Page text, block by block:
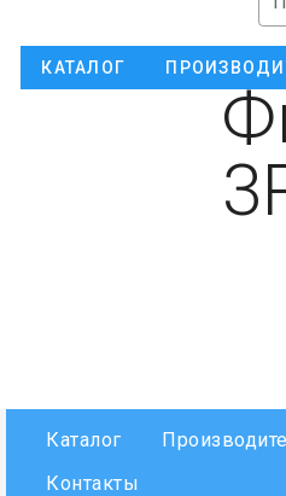
КАТАЛОГ
Каталог
Контакты